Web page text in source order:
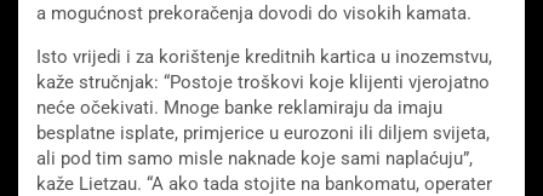
a mogućnost prekoračenja dovodi do visokih kamata.
Isto vrijedi i za korištenje kreditnih kartica u inozemstvu,
kaže stručnjak: “Postoje troškovi koje klijenti vjerojatno
neće očekivati. Mnoge banke reklamiraju da imaju
besplatne isplate, primjerice u eurozoni ili diljem svijeta,
ali pod tim samo misle naknade koje sami naplaćuju”,
kaže Lietzau. “A ako tada stojite na bankomatu, operater